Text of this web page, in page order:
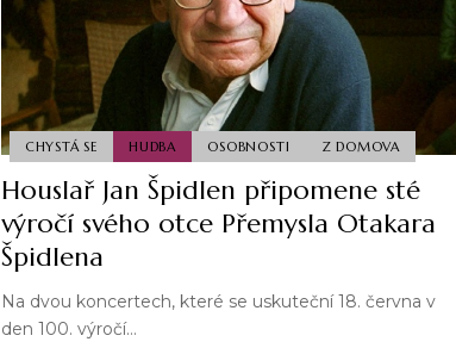
CHYSTÁ SE HUDBA OSOBNOSTI Z DOMOVA
Houslař Jan Špidlen připomene sté
výročí svého otce Přemysla Otakara
Špidlena
Na dvou koncertech, které se uskuteční 18. června v
den 100. výročí…